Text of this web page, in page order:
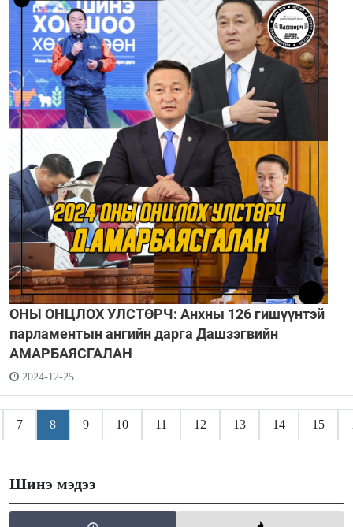
ОНЫ ОНЦЛОХ УЛСТӨРЧ: Анхны 126 гишүүнтэй
парламентын ангийн дарга Дашзэгвийн
АМАРБАЯСГАЛАН
2024-12-25
7 8 9 10 11 12 13 14 15
Шинэ мэдээ